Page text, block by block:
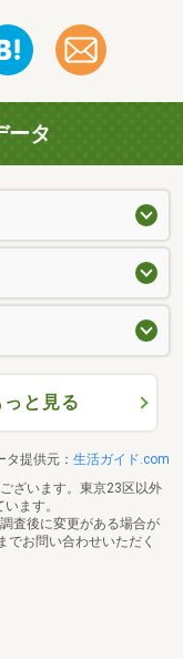
ータ
と見る
タ提供元： 生活ガイド.com
ざいます。東京23区以外
ます。
査後に変更がある場合が
でお問い合わせいただく